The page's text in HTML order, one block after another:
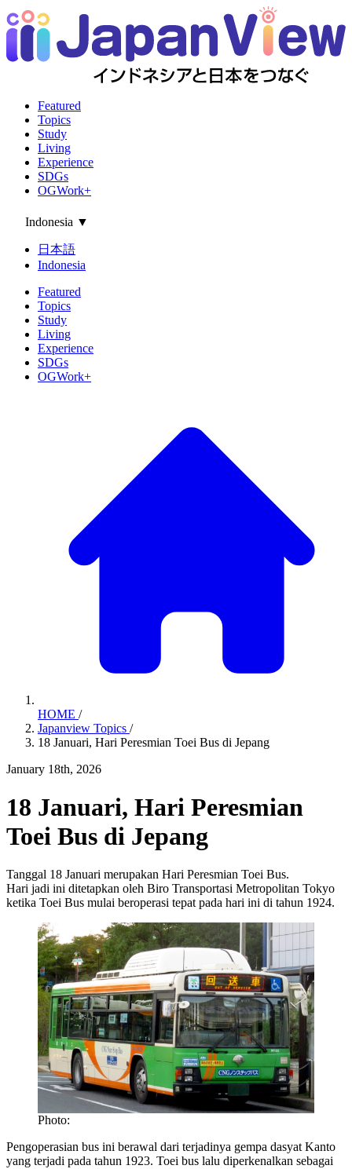
Featured
Topics
Study
Living
Experience
SDGs
OGWork+
Indonesia ▼
日本語
Indonesia
Featured
Topics
Study
Living
Experience
SDGs
OGWork+
HOME /
Japanview Topics /
18 Januari, Hari Peresmian Toei Bus di Jepang
January 18th, 2026
18 Januari, Hari Peresmian
Toei Bus di Jepang
Tanggal 18 Januari merupakan Hari Peresmian Toei Bus.
Hari jadi ini ditetapkan oleh Biro Transportasi Metropolitan Tokyo
ketika Toei Bus mulai beroperasi tepat pada hari ini di tahun 1924.
Photo:
Pengoperasian bus ini berawal dari terjadinya gempa dasyat Kanto
yang terjadi pada tahun 1923. Toei bus lalu diperkenalkan sebagai